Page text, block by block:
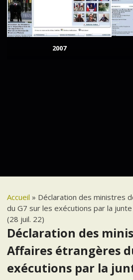
2007
Accueil » Déclaration des ministres
du G7 sur les exécutions par la
(28 juil. 22)
Déclaration des
Affaires étrangères
exécutions par la